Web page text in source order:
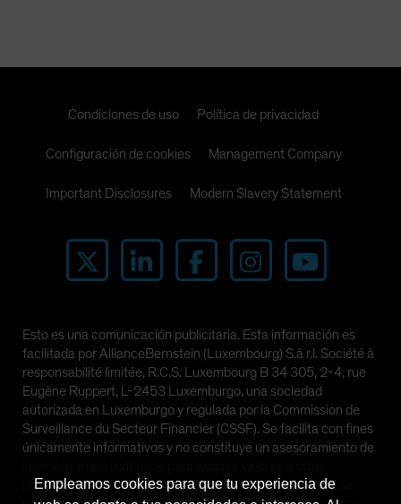
Condiciones de uso Política de privacidad
Configuración de cookies Management Company
Important Disclosures Modern Slavery Statement
Esto es una comunicación publicitaria. Esta información es
facilitada por AllianceBernstein (Luxembourg) S.à r.l. Société à
responsabilité limitée, R.C.S. Luxembourg B 34 305, 2-4, rue
Eugène Ruppert, L-2453 Luxemburgo, una sociedad
autorizada en Luxemburgo y regulada por la Commission de
Surveillance du Secteur Financier (CSSF). Se facilita con fines
únicamente informativos y no constituye un asesoramiento de
inversiones. Las perspectivas y opiniones manifestadas se
Empleamos cookies para que tu experiencia de